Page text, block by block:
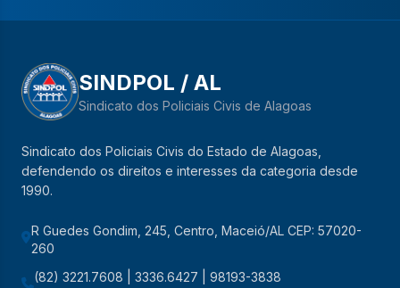
SINDPOL / AL
Sindicato dos Policiais Civis de Alagoas
Sindicato dos Policiais Civis do Estado de Alagoas,
defendendo os direitos e interesses da categoria desde
1990.
R Guedes Gondim, 245, Centro, Maceió/AL CEP: 57020-
260
(82) 3221.7608 | 3336.6427 | 98193-3838